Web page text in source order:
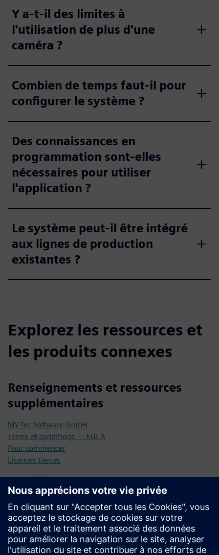
Y a-t-il des limites à
l'utilisation de plus d'une
caméra ?
Combien de temps faut-il pour
configurer le système ?
Des connaissances en
programmation sont-elles
nécessaires pour utiliser
l'application ?
Le système peut-il être intégré
aux lignes de production
existantes ?
Explorez les ressources et
les produits connexes
Renseignements et ressources
supplémentaires
MVTec Software GmbH
Terms et conditions — EULA
Pour commencer
Licences tierces
Conditions préalables
Dispositif Industrial Edge (compatible avec Siemens
Industrial Edge)
Station de travail PC Windows avec MVTec MERLIC
Système de caméra industrielle adapté à votre application
Équipement d'éclairage approprié pour votre tâche